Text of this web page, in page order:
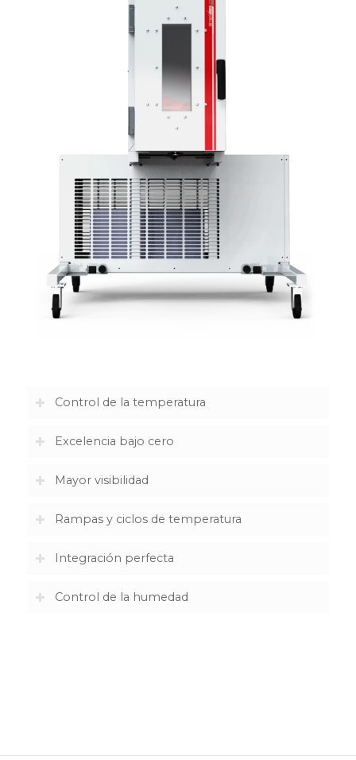
Control de la temperatura
Excelencia bajo cero
Mayor visibilidad
Rampas y ciclos de temperatura
Integración perfecta
Control de la humedad